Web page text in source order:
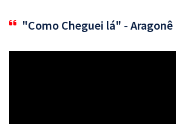
"Como Cheguei lá" - Aragonê